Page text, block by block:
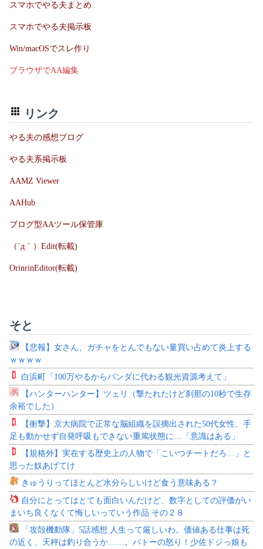
スマホでやる夫まとめ
スマホでやる夫掲示板
Win/macOSでスレ作り
ブラウザでAA編集
リンク
やる夫の感想ブログ
やる夫系掲示板
AAMZ Viewer
AAHub
ブログ型AAツール保管庫
（´д｀）Edit(転載)
OrinrinEditor(転載)
そと
【悲報】女さん、ガチャをとんでもない量買い占めて炎上する
ｗｗｗｗ
白浜町「100万やるからパンダに代わる観光資源考えて」
【ハンターハンター】ツェリ（撃たれたけど刹那の10秒で生存
余裕でした）
【衝撃】京大病院で正常な脳組織を誤摘出された50代女性、手
足も動かせず自発呼吸もできない重篤状態に…「意識はある」
【規格外】実在する歴史上の人物で「こいつチートだろ…」と
思った奴あげてけ
きゅうりってほとんど水分らしいけど食う意味ある？
自分にとってはとても面白いんだけど、数字としての評価がい
まいち良くなくて悔しいっていう作品 その２８
「攻殻機動隊」5話感想 人生って厳しいわ。価値ある仕事は死
の近く、天秤は釣り合うか……。バトーの怒り！少佐ドジっ娘も